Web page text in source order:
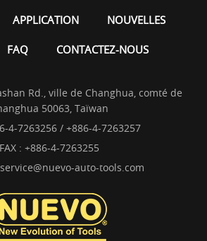
APPLICATION NOUVELLES
FAQ CONTACTEZ-NOUS
Rd., ville de Changhua, comté de
50063, Taïwan
4-7263256 / +886-4-7263257
FAX : +886-4-7263255
service@nuevo-auto-tools.com